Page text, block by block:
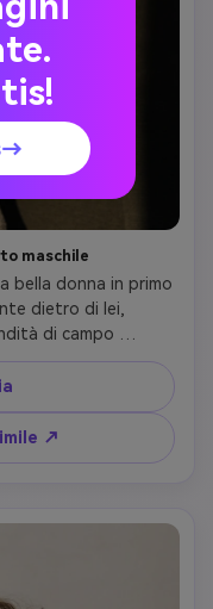
maschile
bella donna in primo
dietro di lei,
di campo
pelle, estetica
stile Comatozze
↗